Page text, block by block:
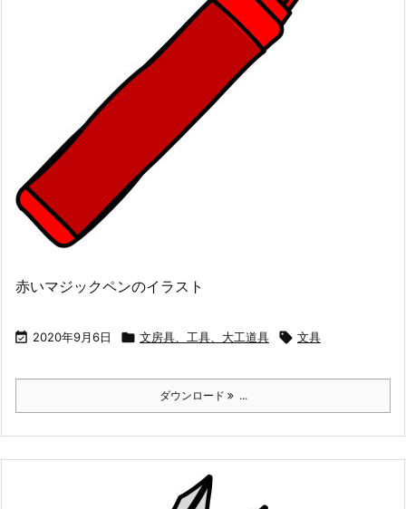
赤いマジックペンのイラスト
 2020年9月6日  文房具、工具、大工道具  文具
ダウンロード ...